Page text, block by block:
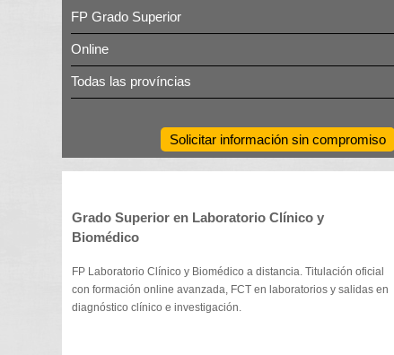
FP Grado Superior
Online
Todas las províncias
Solicitar información sin compromiso
Grado Superior en Laboratorio Clínico y
Biomédico
FP Laboratorio Clínico y Biomédico a distancia. Titulación oficial
con formación online avanzada, FCT en laboratorios y salidas en
diagnóstico clínico e investigación.